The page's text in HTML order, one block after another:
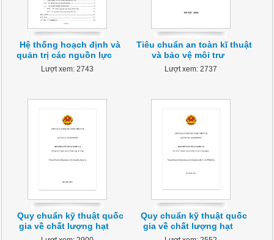
Hệ thống hoạch định và
quản trị các nguồn lực
Lượt xem: 2743
Tiêu chuẩn an toàn kĩ thuật
và bảo vệ môi trư
Lượt xem: 2737
Quy chuẩn kỹ thuật quốc
gia về chất lượng hạt
Quy chuẩn kỹ thuật quốc
gia về chất lượng hạt